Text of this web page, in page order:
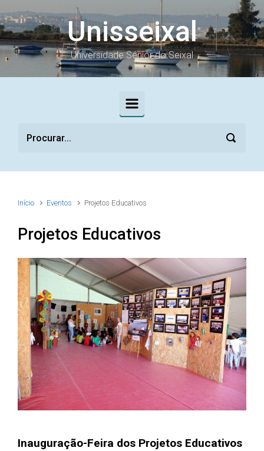
Skip to main content
Unisseixal
Universidade Sénior do Seixal
Início Eventos Projetos Educativos
Projetos Educativos
Inauguração-Feira dos Projetos Educativos